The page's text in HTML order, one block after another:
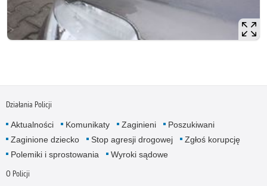
Działania Policji
Aktualności Komunikaty Zaginieni
Poszukiwani
Zaginione dziecko
Stop agresji drogowej
Zgłoś korupcję
Polemiki i sprostowania
Wyroki sądowe
O Policji